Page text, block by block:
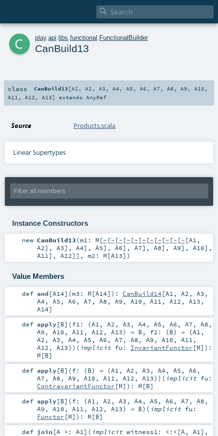

c play. api libs functional FunctionalBuilder
CanBuild13
class CanBuild13 [A1 , A2 , A3 , A4 , A5 , A6 , A7 , A8 , A9 , A10 ,
A11 , A12 , A13] extends AnyRef
Source Products.scala
Linear Supertypes
Instance Constructors
new CanBuild13(m1: M [~ [~ [~ [~ [~ [~ [~ [~ [~ [~ [~ [A1 ,
A2], A3], A4], A5], A6], A7], A8], A9], A10],
A11], A12]] , m2: M [A13] )
Value Members
def and [A14] (m3: M [A14] ) : CanBuild14 [A1 , A2 , A3 ,
A4 , A5 , A6 , A7 , A8 , A9 , A10 , A11 , A12 , A13 ,
A14]
def apply[B] (f1: (A1 , A2 , A3 , A4 , A5 , A6 , A7 , A8 ,
A9 , A10 , A11 , A12 , A13) ⇒ B , f2: (B) ⇒ (A1 ,
A2 , A3 , A4 , A5 , A6 , A7 , A8 , A9 , A10 , A11 ,
A12 , A13) ) ( implicit fu: InvariantFunctor [M] ) :
M [B]
def apply[B] (f: (B) ⇒ (A1 , A2 , A3 , A4 , A5 , A6 ,
A7 , A8 , A9 , A10 , A11 , A12 , A13) ) ( implicit fu:
ContravariantFunctor [M] ) : M [B]
def apply[B] (f: (A1 , A2 , A3 , A4 , A5 , A6 , A7 , A8 ,
A9 , A10 , A11 , A12 , A13) ⇒ B) ( implicit fu:
Functor [M] ) : M [B]
def join [A >: A1 ] ( implicit witness1: <:< [A , A1 ] ,